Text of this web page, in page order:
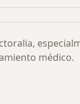
médico.